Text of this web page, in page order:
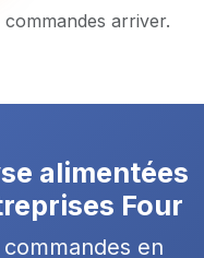
arriver.
alimentées
Four
en